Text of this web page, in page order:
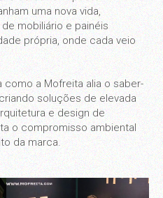
uma nova vida,
mobiliário e painéis
própria, onde cada veio
a Mofreita alia o saber-
soluções de elevada
e design de
o compromisso ambiental
da marca.